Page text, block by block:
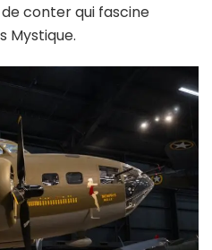
conter qui fascine
Mystique.